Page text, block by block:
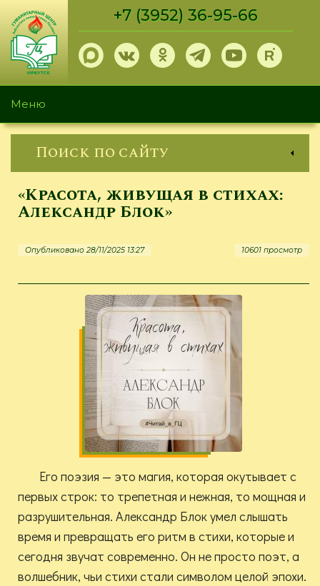
Перейти
основному
содержанию
+7 (3952) 36-95-66
Меню
Поиск по сайту
«Красота, живущая в стихах:
Александр Блок»
Опубликовано 28/11/2025 13:27 10601 просмотр
Его поэзия — это магия, которая окутывает с
первых строк: то трепетная и нежная, то мощная и
разрушительная. Александр Блок умел слышать
время и превращать его ритм в стихи, которые и
сегодня звучат современно. Он не просто поэт, а
волшебник, чьи стихи стали символом целой эпохи.